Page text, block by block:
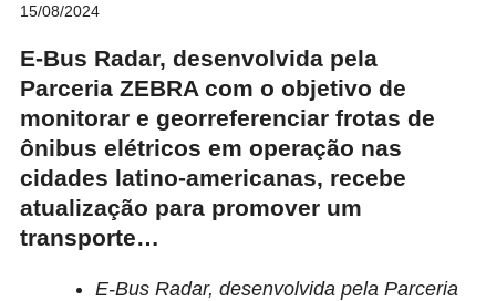
15/08/2024
E-Bus Radar, desenvolvida pela
Parceria ZEBRA com o objetivo de
monitorar e georreferenciar frotas de
ônibus elétricos em operação nas
cidades latino-americanas, recebe
atualização para promover um
transporte…
E-Bus Radar, desenvolvida pela Parceria